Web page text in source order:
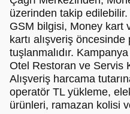
üzerinden takip
GSM bilgisi, Money kart
kartı alışveriş öncesinde
tuşlanmalıdır.
Otel Restoran ve Servis
Alışveriş harcama
operatör TL yükleme,
ürünleri, ramazan kolisi